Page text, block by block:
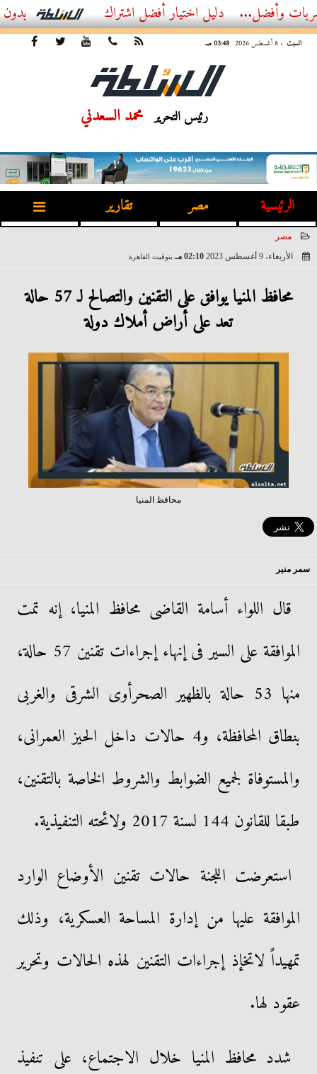
أفضل اشتراك IPTV بدون تقطيع 2026 – دليل المشاهد العصري
السبت ، 8 أغسطس 2026 03:48 صـ
رئيس التحرير محمد السعدني
الرئيسية مصر تقارير
مصر
الأربعاء، 9 أغسطس 2023
02:10 مـ بتوقيت القاهرة
محافظ المنيا يوافق على التقنين والتصالح لـ 57 حالة
تعد على أراض أملاك دولة
محافظ المنيا
سمر منير
قال اللواء أسامة القاضى محافظ المنيا، إنه تمت
الموافقة على السير فى إنهاء إجراءات تقنين 57 حالة،
منها 53 حالة بالظهير الصحرأوى الشرقى والغربى
بنطاق المحافظة، و4 حالات داخل الحيز العمرانى،
والمستوفاة لجميع الضوابط والشروط الخاصة بالتقنين،
طبقا للقانون 144 لسنة 2017 ولائحته التنفيذية.
استعرضت اللجنة حالات تقنين الأوضاع الوارد
الموافقة عليها من إدارة المساحة العسكرية، وذلك
تمهيداً لاتخإذ إجراءات التقنين لهذه الحالات وتحرير
عقود لها.
شدد محافظ المنيا خلال الاجتماع، على تنفيذ